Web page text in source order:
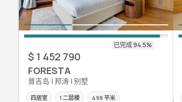
$ 1 452 790
FORESTA
普吉岛 | 邦涛 | 别墅
四居室 1 二层楼 498 平米